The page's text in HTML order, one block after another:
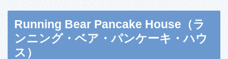
Running Bear Pancake House（ラ
ンニング・ベア・パンケーキ・ハウ
ス）